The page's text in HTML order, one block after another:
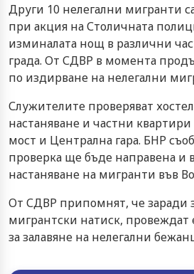
Други 10 нелегални мигранти
при акция на Столичната
изминалата нощ в различни
града. От СДВР в момента
по издирване на нелегални
Служителите проверяват
настаняване и частни
мост и Централна гара. БНР
проверка ще бъде направена и
настаняване на мигранти във
От СДВР припомнят, че заради
мигрантски натиск,
за залавяне на нелегални